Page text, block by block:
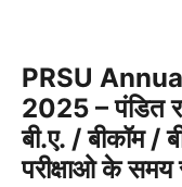
PRSU
2025 – पंडित
बी.ए. / बीकॉम /
परीक्षाओ के समय